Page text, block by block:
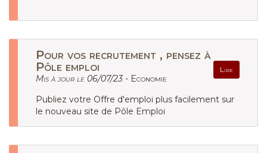
Pour vos recrutement , pensez à
Pôle emploi
Lire
Mis à jour le 06/07/23 - Economie
Publiez votre Offre d'emploi plus facilement sur
le nouveau site de Pôle Emploi